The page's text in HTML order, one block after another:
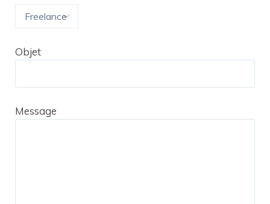
Objet
Message